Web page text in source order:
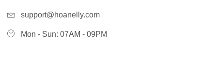
support@hoanelly.com
Mon - Sun: 07AM - 09PM